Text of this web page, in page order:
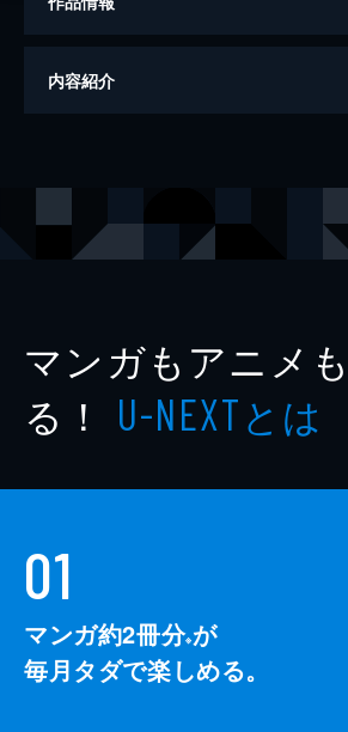
著者
内容紹介
マンガもアニメ
る！ U-NEXTとは
01
マンガ約2冊分※が
毎月タダで楽しめる。